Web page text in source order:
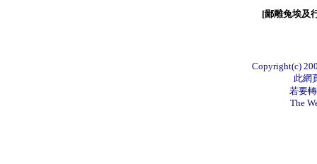
[鄙雕兔埃及
Copyright(c)
此網
若要
The